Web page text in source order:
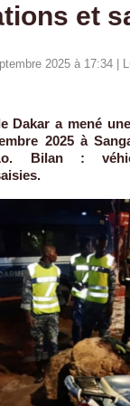
et
2025 à 17:34 |
Dakar a mené
2025 à
Bilan :